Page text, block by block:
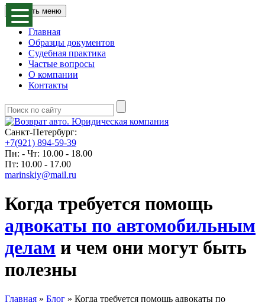
Открыть меню
Главная
Образцы документов
Судебная практика
Частые вопросы
О компании
Контакты
Санкт-Петербург:
+7(921) 894-59-39
Пн: - Чт: 10.00 - 18.00
Пт: 10.00 - 17.00
marinskiy@mail.ru
Когда требуется помощь
адвокаты по автомобильным
делам и чем они могут быть
полезны
Главная » Блог » Когда требуется помощь адвокаты по